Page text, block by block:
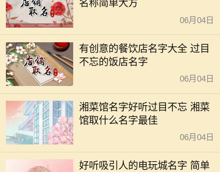
名称简单大方
06月04日
有创意的餐饮店名字大全 过目
不忘的饭店名字
06月04日
湘菜馆名字好听过目不忘 湘菜
馆取什么名字最佳
06月04日
好听吸引人的电玩城名字 简单